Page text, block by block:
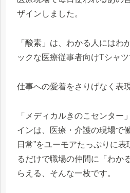
ザインしました。
「酸素」は、わかる人にはわ
ックな医療従事者向けTシャツ
仕事への愛着をさりげなく表
「メディカルきのこセンター
インは、医療・介護の現場で
日常”をユーモアたっぷりに
るだけで職場の仲間に「わか
らえる、そんな一枚です。